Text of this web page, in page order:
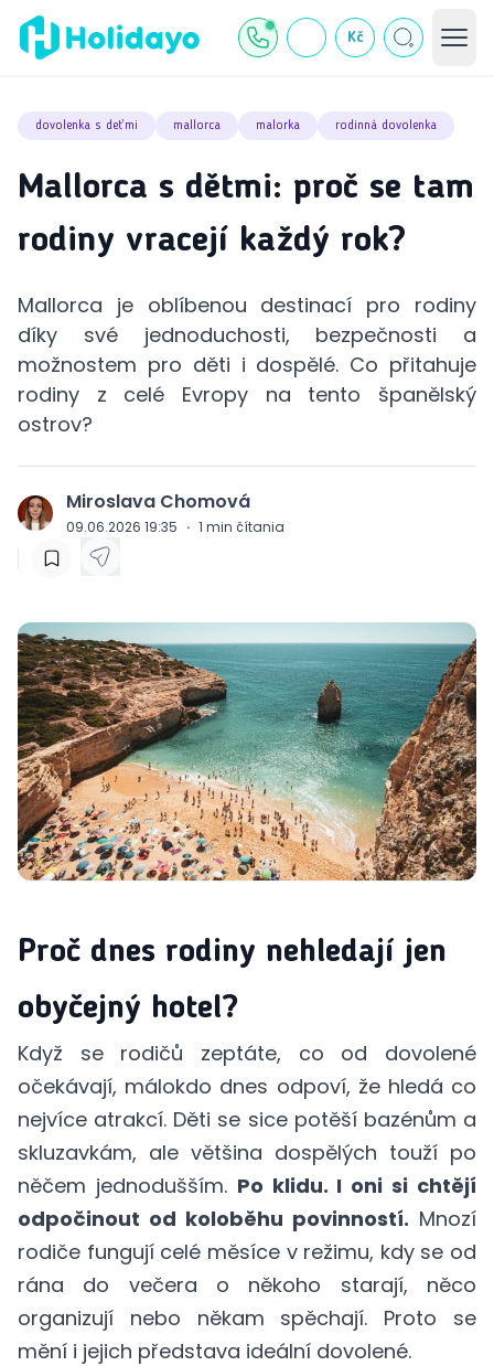
Kč
dovolenka s deťmi mallorca malorka rodinná dovolenka
Mallorca s dětmi: proč se tam
rodiny vracejí každý rok?
Mallorca je oblíbenou destinací pro rodiny
díky své jednoduchosti, bezpečnosti a
možnostem pro děti i dospělé. Co přitahuje
rodiny z celé Evropy na tento španělský
ostrov?
J Miroslava Chomová
09.06.2026 19:35 · 1 min čítania
Proč dnes rodiny nehledají jen
obyčejný hotel?
Když se rodičů zeptáte, co od dovolené
očekávají, málokdo dnes odpoví, že hledá co
nejvíce atrakcí. Děti se sice potěší bazénům a
skluzavkám, ale většina dospělých touží po
něčem jednodušším. Po klidu. I oni si chtějí
odpočinout od koloběhu povinností. Mnozí
rodiče fungují celé měsíce v režimu, kdy se od
rána do večera o někoho starají, něco
organizují nebo někam spěchají. Proto se
mění i jejich představa ideální dovolené.